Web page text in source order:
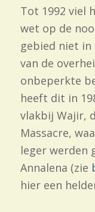
Tot 1992 viel
wet op de
gebied niet
van de
onbeperkte
heeft dit in
vlakbij Wajir,
Massacre,
leger werden
Annalena (zie
hier een